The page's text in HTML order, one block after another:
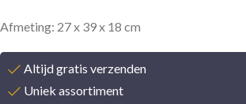
Afmeting: 27 x 39 x 18 cm
Altijd gratis verzenden
Uniek assortiment